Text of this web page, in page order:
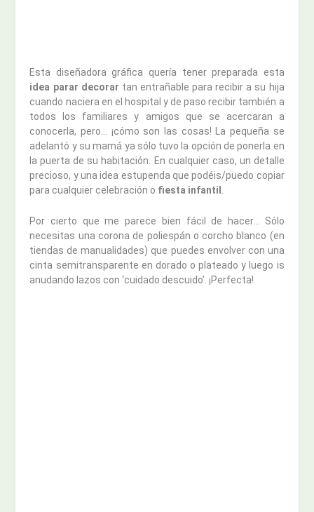
Esta diseñadora gráfica quería tener preparada esta
idea parar decorar tan entrañable para recibir a su hija
cuando naciera en el hospital y de paso recibir también a
todos los familiares y amigos que se acercaran a
conocerla, pero… ¡cómo son las cosas! La pequeña se
adelantó y su mamá ya sólo tuvo la opción de ponerla en
la puerta de su habitación. En cualquier caso, un detalle
precioso, y una idea estupenda que podéis/puedo copiar
para cualquier celebración o fiesta infantil .
Por cierto que me parece bien fácil de hacer… Sólo
necesitas una corona de poliespán o corcho blanco (en
tiendas de manualidades) que puedes envolver con una
cinta semitransparente en dorado o plateado y luego is
anudando lazos con ‘cuidado descuido’. ¡Perfecta!